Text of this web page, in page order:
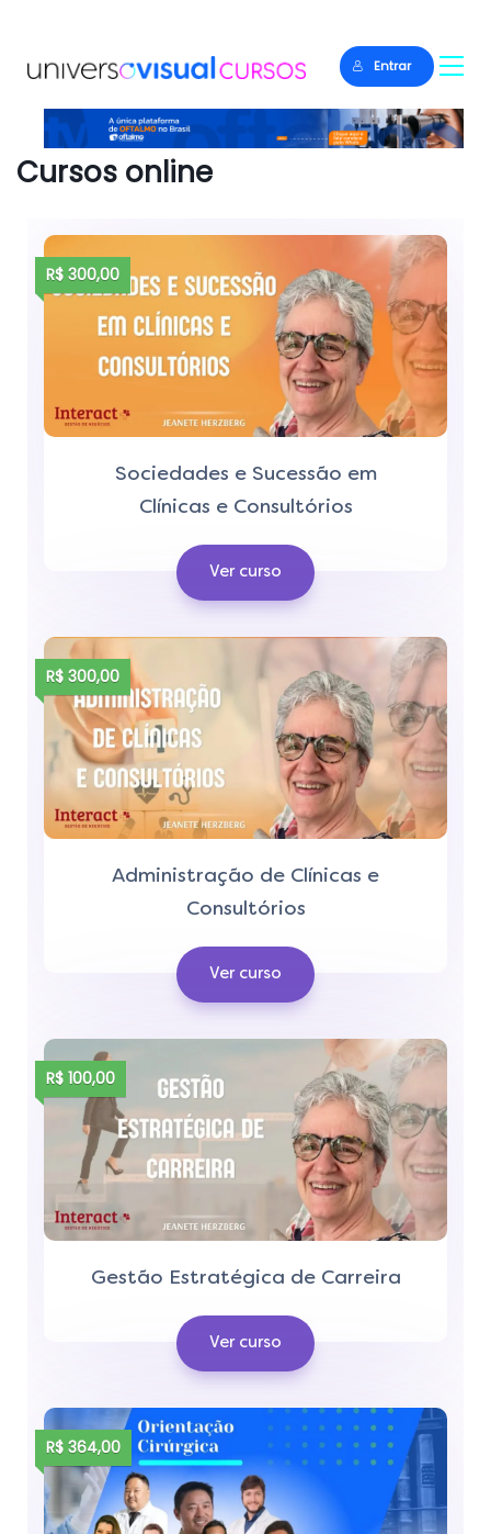
Entrar
Cursos online
R$ 300,00
Sociedades e Sucessão em
Clínicas e Consultórios
Ver curso
R$ 300,00
Administração de Clínicas e
Consultórios
Ver curso
R$ 100,00
Gestão Estratégica de Carreira
Ver curso
R$ 364,00